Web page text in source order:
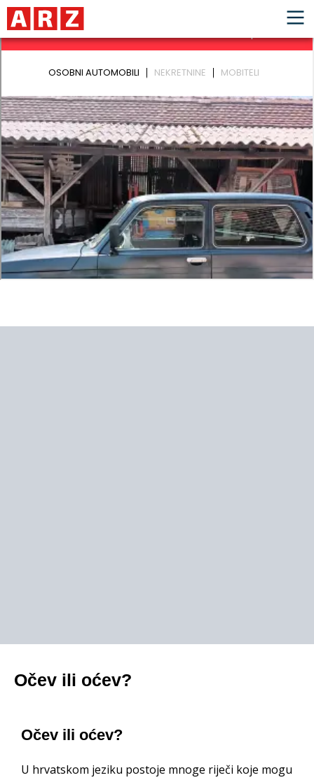
Očev ili oćev?
Očev ili oćev?
U hrvatskom jeziku postoje mnoge riječi koje mogu